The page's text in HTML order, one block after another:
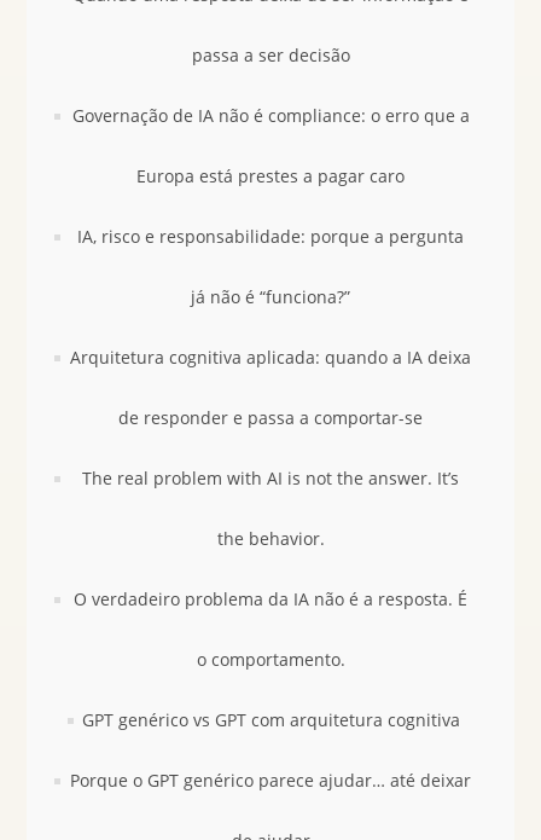
passa a ser decisão
Governação de IA não é compliance: o erro que a
Europa está prestes a pagar caro
IA, risco e responsabilidade: porque a pergunta
já não é “funciona?”
Arquitetura cognitiva aplicada: quando a IA deixa
de responder e passa a comportar-se
The real problem with AI is not the answer. It’s
the behavior.
O verdadeiro problema da IA não é a resposta. É
o comportamento.
GPT genérico vs GPT com arquitetura cognitiva
Porque o GPT genérico parece ajudar… até deixar